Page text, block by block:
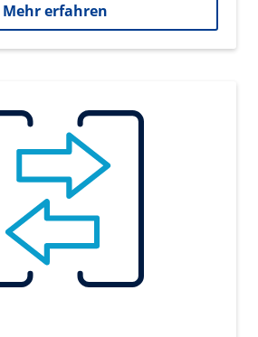
Mehr erfahren